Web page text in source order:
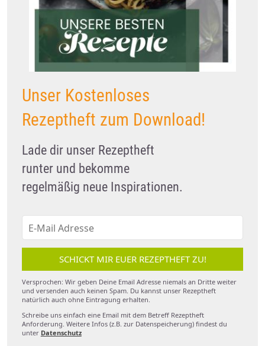
Unser Kostenloses
Rezeptheft zum Download!
Lade dir unser Rezeptheft
runter und bekomme
regelmäßig neue Inspirationen.
SCHICKT MIR EUER REZEPTHEFT ZU!
Versprochen: Wir geben Deine Email Adresse niemals an Dritte weiter
und versenden auch keinen Spam. Du kannst unser Rezeptheft
natürlich auch ohne Eintragung erhalten.
Schreibe uns einfach eine Email mit dem Betreff Rezeptheft
Anforderung. Weitere Infos (z.B. zur Datenspeicherung) findest du
unter Datenschutz